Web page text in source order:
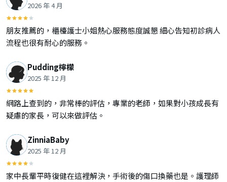
2026 年 4 月
朋友推薦的，櫃檯護士小姐熱心服務態度誠懇 細心告知初診病人
流程也很有耐心的服務。
Pudding檸檬
2025 年 12 月
網路上查到的，非常棒的評估，專業的老師，如果對小孩成長有
疑慮的家長，可以來做評估。
ZinniaBaby
2025 年 12 月
家中長輩平時復健在這裡解決，手術後的傷口換藥也是。護理師